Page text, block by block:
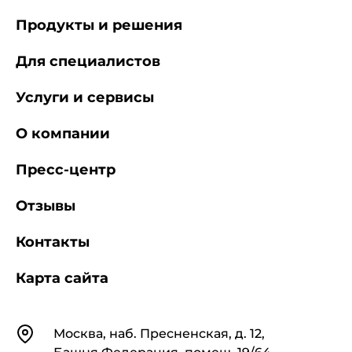
КонтактыМосква, наб. Пресненская, д. 12,
Продукты и решения
Для специалистов
Услуги и сервисы
О компании
Пресс-центр
Отзывы
Контакты
Карта сайта